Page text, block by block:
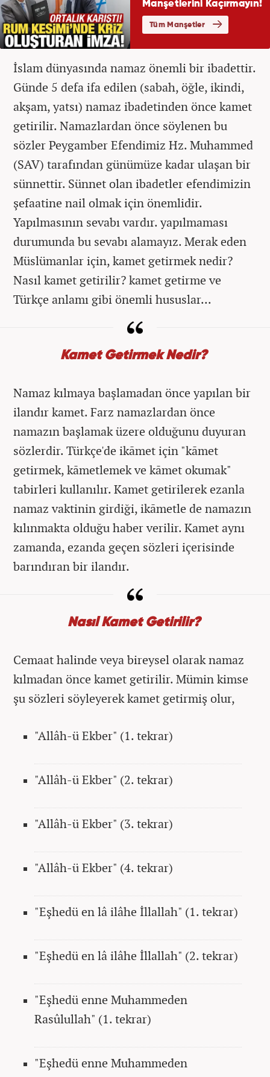
İslam dünyasında namaz önemli bir ibadettir.
Günde 5 defa ifa edilen (sabah, öğle, ikindi,
akşam, yatsı) namaz ibadetinden önce kamet
getirilir. Namazlardan önce söylenen bu
sözler Peygamber Efendimiz Hz. Muhammed
(SAV) tarafından günümüze kadar ulaşan bir
sünnettir. Sünnet olan ibadetler efendimizin
şefaatine nail olmak için önemlidir.
Yapılmasının sevabı vardır. yapılmaması
durumunda bu sevabı alamayız. Merak eden
Müslümanlar için, kamet getirmek nedir?
Nasıl kamet getirilir? kamet getirme ve
Türkçe anlamı gibi önemli hususlar...
Kamet Getirmek Nedir?
Namaz kılmaya başlamadan önce yapılan bir
ilandır kamet. Farz namazlardan önce
namazın başlamak üzere olduğunu duyuran
sözlerdir. Türkçe'de ikāmet için "kāmet
getirmek, kāmetlemek ve kāmet okumak"
tabirleri kullanılır. Kamet getirilerek ezanla
namaz vaktinin girdiği, ikāmetle de namazın
kılınmakta olduğu haber verilir. Kamet aynı
zamanda, ezanda geçen sözleri içerisinde
barındıran bir ilandır.
Nasıl Kamet Getirilir?
Cemaat halinde veya bireysel olarak namaz
kılmadan önce kamet getirilir. Mümin kimse
şu sözleri söyleyerek kamet getirmiş olur,
"Allâh-ü Ekber" (1. tekrar)
"Allâh-ü Ekber" (2. tekrar)
"Allâh-ü Ekber" (3. tekrar)
"Allâh-ü Ekber" (4. tekrar)
"Eşhedü en lâ ilâhe İllallah" (1. tekrar)
"Eşhedü en lâ ilâhe İllallah" (2. tekrar)
"Eşhedü enne Muhammeden
Rasûlullah" (1. tekrar)
"Eşhedü enne Muhammeden